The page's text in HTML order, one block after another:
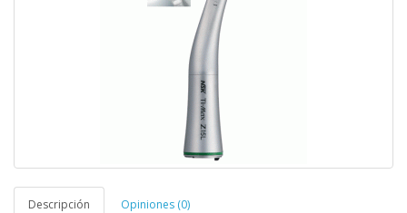
Descripción Opiniones (0)